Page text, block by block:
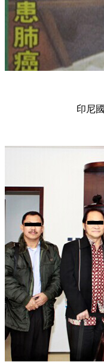
印尼